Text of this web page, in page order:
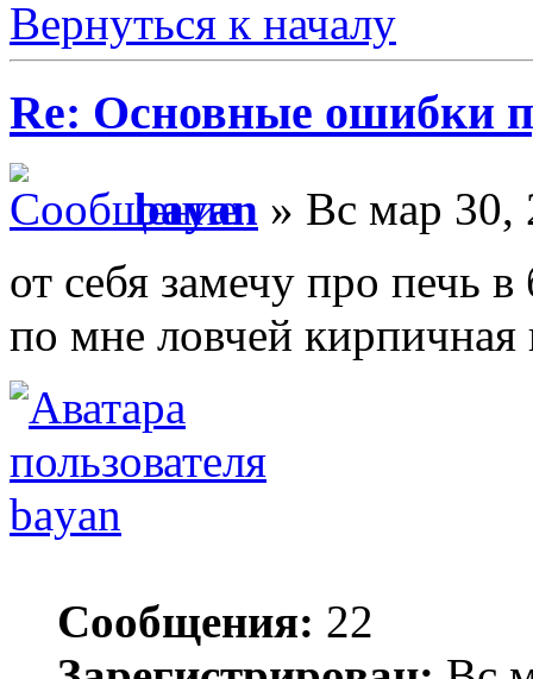
Вернуться к началу
Re: Основные ошибки
bayan » Вс мар 30,
от себя замечу про печь
по мне ловчей кирпичная
bayan
Сообщения: 22